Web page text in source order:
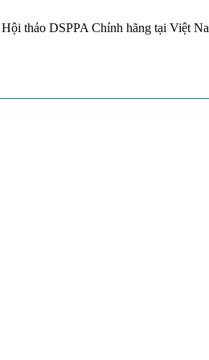
thảo DSPPA Chính hãng tại Việt